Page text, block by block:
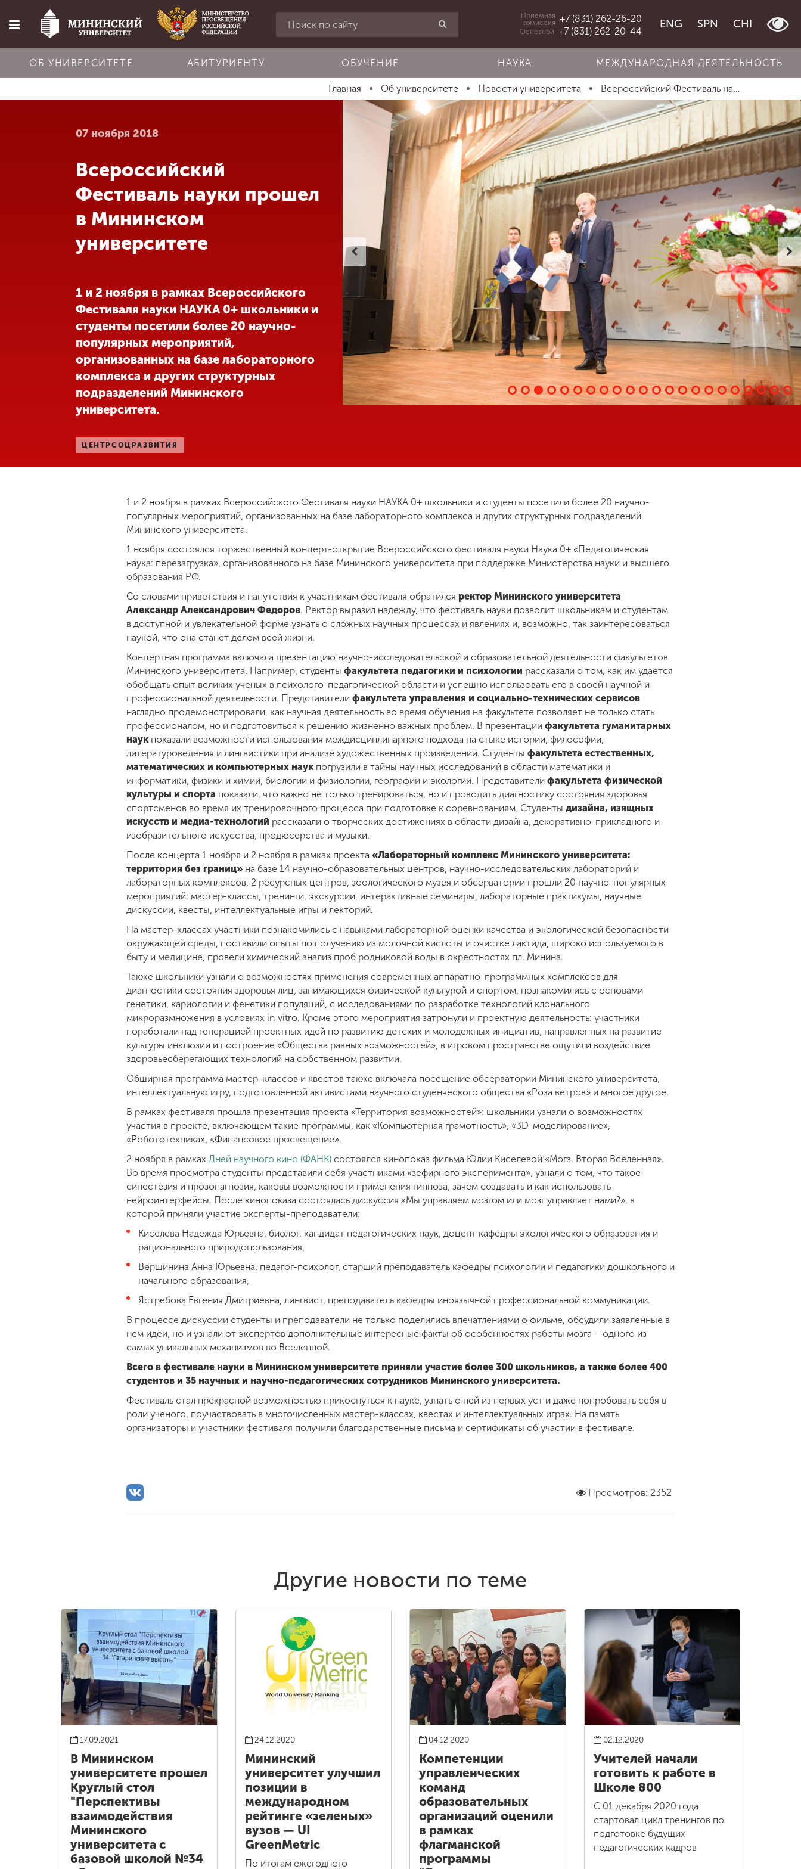
Главная
Об университете
Абитуриенту
Обучение
Международная
деятельность
Другие виды
деятельности
Студенческая
Сведения об
образовательной
Приемная
комиссия +7 (831) 262-26-20
Основной +7 (831) 262-20-44
ENG SPN CHI
ОБ УНИВЕРСИТЕТЕ АБИТУРИЕНТУ ОБУЧЕНИЕ НАУКА МЕЖДУНАРОДНАЯ ДЕЯТЕЛЬНОСТЬ
Главная Об университете Новости университета Всероссийский Фестиваль на...
07 ноября 2018
Всероссийский
Фестиваль науки прошел
в Мининском
университете
1 и 2 ноября в рамках Всероссийского
Фестиваля науки НАУКА 0+ школьники и
студенты посетили более 20 научно-
популярных мероприятий,
организованных на базе лабораторного
комплекса и других структурных
подразделений Мининского
университета.
ЦЕНТРСОЦРАЗВИТИЯ
1 и 2 ноября в рамках Всероссийского Фестиваля науки НАУКА 0+ школьники и студенты посетили более 20 научно-
популярных мероприятий, организованных на базе лабораторного комплекса и других структурных подразделений
Мининского университета.
1 ноября состоялся торжественный концерт-открытие Всероссийского фестиваля науки Наука 0+ «Педагогическая
наука: перезагрузка», организованного на базе Мининского университета при поддержке Министерства науки и высшего
образования РФ.
Со словами приветствия и напутствия к участникам фестиваля обратился ректор Мининского университета
Александр Александрович Федоров. Ректор выразил надежду, что фестиваль науки позволит школьникам и студентам
в доступной и увлекательной форме узнать о сложных научных процессах и явлениях и, возможно, так заинтересоваться
наукой, что она станет делом всей жизни.
Концертная программа включала презентацию научно-исследовательской и образовательной деятельности факультетов
Мининского университета. Например, студенты факультета педагогики и психологии рассказали о том, как им удается
обобщать опыт великих ученых в психолого-педагогической области и успешно использовать его в своей научной и
профессиональной деятельности. Представители факультета управления и социально-технических сервисов
наглядно продемонстрировали, как научная деятельность во время обучения на факультете позволяет не только стать
профессионалом, но и подготовиться к решению жизненно важных проблем. В презентации факультета гуманитарных
наукпоказали возможности использования междисциплинарного подхода на стыке истории, философии,
литературоведения и лингвистики при анализе художественных произведений. Студенты факультета естественных,
математических и компьютерных наукпогрузили в тайны научных исследований в области математики и
информатики, физики и химии, биологии и физиологии, географии и экологии. Представители факультета физической
культуры и спорта показали, что важно не только тренироваться, но и проводить диагностику состояния здоровья
спортсменов во время их тренировочного процесса при подготовке к соревнованиям. Студенты дизайна, изящных
искусств и медиа-технологий рассказали о творческих достижениях в области дизайна, декоративно-прикладного и
изобразительного искусства, продюсерства и музыки.
После концерта 1 ноября и 2 ноября в рамках проекта «Лабораторный комплекс Мининского университета:
территория без границ» на базе 14 научно-образовательных центров, научно-исследовательских лабораторий и
лабораторных комплексов, 2 ресурсных центров, зоологического музея и обсерватории прошли 20 научно-популярных
мероприятий: мастер-классы, тренинги, экскурсии, интерактивные семинары, лабораторные практикумы, научные
дискуссии, квесты, интеллектуальные игры и лекторий.
На мастер-классах участники познакомились с навыками лабораторной оценки качества и экологической безопасности
окружающей среды, поставили опыты по получению из молочной кислоты и очистке лактида, широко используемого в
быту и медицине, провели химический анализ проб родниковой воды в окрестностях пл. Минина.
Также школьники узнали о возможностях применения современных аппаратно-программных комплексов для
диагностики состояния здоровья лиц, занимающихся физической культурой и спортом, познакомились с основами
генетики, кариологии и фенетики популяций, с исследованиями по разработке технологий клонального
микроразмножения в условиях in vitro. Кроме этого мероприятия затронули и проектную деятельность: участники
поработали над генерацией проектных идей по развитию детских и молодежных инициатив, направленных на развитие
культуры инклюзии и построение «Общества равных возможностей», в игровом пространстве ощутили воздействие
здоровьесберегающих технологий на собственном развитии.
Обширная программа мастер-классов и квестов также включала посещение обсерватории Мининского университета,
интеллектуальную игру, подготовленной активистами научного студенческого общества «Роза ветров» и многое другое.
В рамках фестиваля прошла презентация проекта «Территория возможностей»: школьники узнали о возможностях
участия в проекте, включающем такие программы, как «Компьютерная грамотность», «3D-моделирование»,
«Робототехника», «Финансовое просвещение».
2 ноября в рамках Дней научного кино (ФАНК) состоялся кинопоказ фильма Юлии Киселевой «Могз. Вторая Вселенная».
Во время просмотра студенты представили себя участниками «зефирного эксперимента», узнали о том, что такое
синестезия и прозопагнозия, каковы возможности применения гипноза, зачем создавать и как использовать
нейроинтерфейсы. После кинопоказа состоялась дискуссия «Мы управляем мозгом или мозг управляет нами?», в
которой приняли участие эксперты-преподаватели:
Киселева Надежда Юрьевна, биолог, кандидат педагогических наук, доцент кафедры экологического образования и
рационального природопользования,
Вершинина Анна Юрьевна, педагог-психолог, старший преподаватель кафедры психологии и педагогики дошкольного и
начального образования,
Ястребова Евгения Дмитриевна, лингвист, преподаватель кафедры иноязычной профессиональной коммуникации.
В процессе дискуссии студенты и преподаватели не только поделились впечатлениями о фильме, обсудили заявленные в
нем идеи, но и узнали от экспертов дополнительные интересные факты об особенностях работы мозга – одного из
самых уникальных механизмов во Вселенной.
Всего в фестивале науки в Мининском университете приняли участие более 300 школьников, а также более 400
студентов и 35 научных и научно-педагогических сотрудников Мининского университета.
Фестиваль стал прекрасной возможностью прикоснуться к науке, узнать о ней из первых уст и даже попробовать себя в
роли ученого, поучаствовать в многочисленных мастер-классах, квестах и интеллектуальных играх. На память
организаторы и участники фестиваля получили благодарственные письма и сертификаты об участии в фестивале.
Просмотров: 2352
Другие новости по теме
17.09.2021
В Мининском
университете прошел
Круглый стол
"Перспективы
взаимодействия
Мининского
университета с
базовой школой №34
24.12.2020
Мининский
университет улучшил
позиции в
международном
рейтинге «зеленых»
вузов — UI
GreenMetric
По итогам ежегодного
04.12.2020
Компетенции
управленческих
команд
образовательных
организаций оценили
в рамках
флагманской
программы
02.12.2020
Учителей начали
готовить к работе в
Школе 800
С 01 декабря 2020 года
стартовал цикл тренингов по
подготовке будущих
педагогических кадров